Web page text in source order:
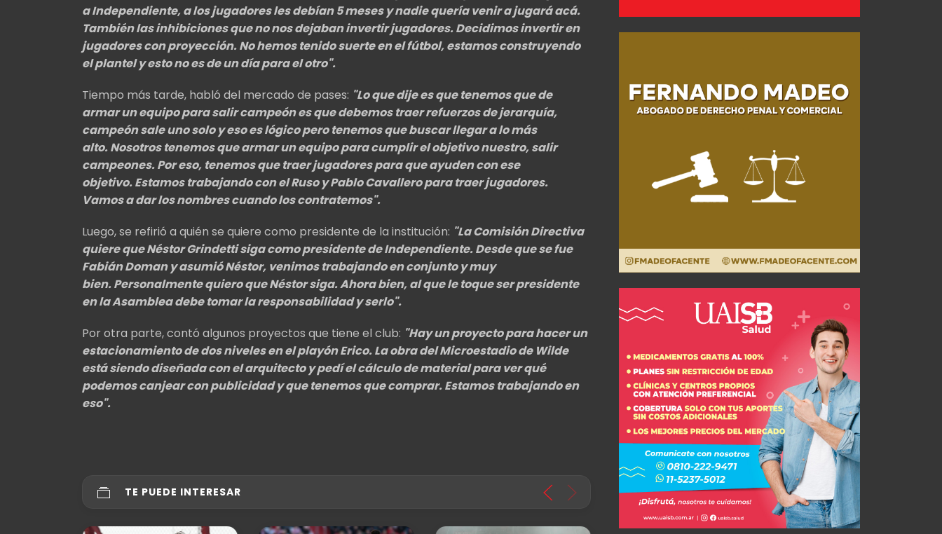
a Independiente, a los jugadores les debían 5 meses y nadie quería venir a jugará acá.
También las inhibiciones que no nos dejaban invertir jugadores.Decidimos invertir en
jugadores con proyección. No hemos tenido suerte en el fútbol, estamos construyendo
el plantel y esto no es de un día para el otro".
Tiempo más tarde, habló del mercado de pases: "Lo que dije es que tenemos que de
armar un equipo para salir campeón es que debemos traer refuerzos de jerarquía,
campeón sale uno solo y eso es lógico pero tenemos que buscar llegar a lo más
alto.Nosotros tenemos que armar un equipo para cumplir el objetivo nuestro, salir
campeones. Por eso, tenemos que traer jugadores para que ayuden con ese
objetivo. Estamos trabajando con el Ruso y Pablo Cavallero para traer jugadores.
Vamos a dar los nombres cuando los contratemos".
Luego, se refirió a quién se quiere como presidente de la institución: "La Comisión Directiva
quiere que Néstor Grindetti siga como presidente de Independiente.Desde que se fue
Fabián Doman y asumió Néstor, venimos trabajando en conjunto y muy
bien. Personalmente quiero que Néstor siga. Ahora bien, al que le toque ser presidente
en la Asamblea debe tomar la responsabilidad y serlo".
Por otra parte, contó algunos proyectos que tiene el club: "Hay un proyecto para hacer un
estacionamiento de dos niveles en el playón Erico.La obra del Microestadio de Wilde
está siendo diseñada con el arquitecto y pedí el cálculo de material para ver qué
podemos canjear con publicidad y que tenemos que comprar. Estamos trabajando en
eso".
TE PUEDE INTERESAR